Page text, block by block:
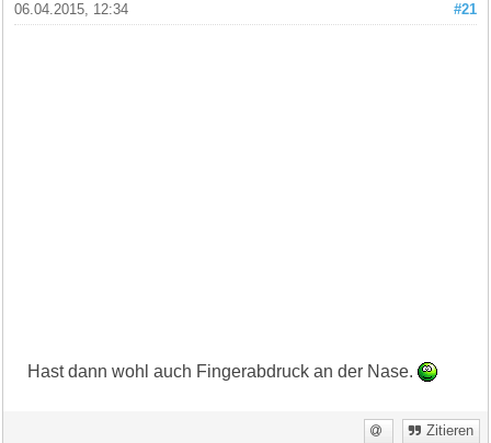
#21
06.04.2015, 12:34
Hast dann wohl auch Fingerabdruck an der Nase.
Zitieren